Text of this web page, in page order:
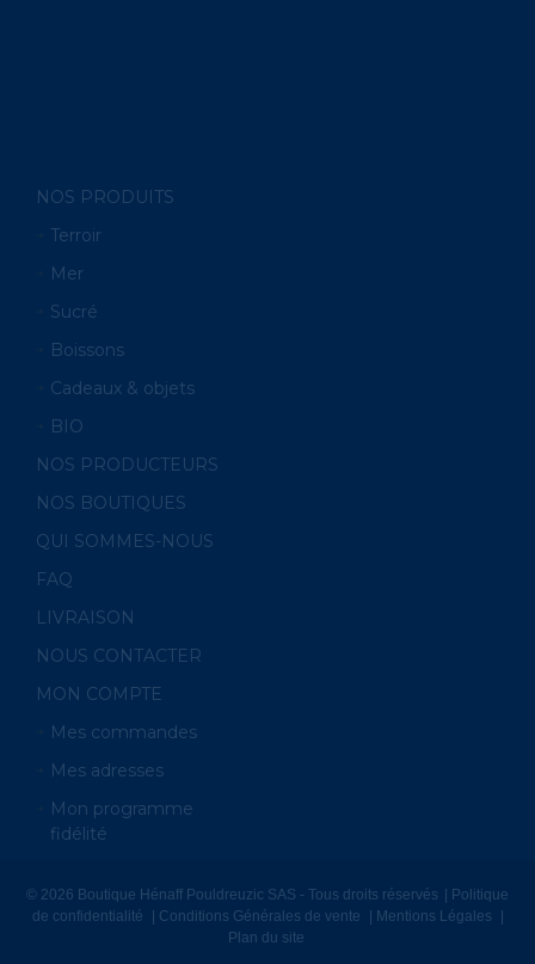
NOS PRODUITS
Terroir
Mer
Sucré
Boissons
Cadeaux & objets
BIO
NOS PRODUCTEURS
NOS BOUTIQUES
QUI SOMMES-NOUS
FAQ
LIVRAISON
NOUS CONTACTER
MON COMPTE
Mes commandes
Mes adresses
Mon programme
fidélité
© 2026 Boutique Hénaff Pouldreuzic SAS - Tous droits réservés
Politique
de confidentialité
Conditions Générales de vente
Mentions Légales
Plan du site